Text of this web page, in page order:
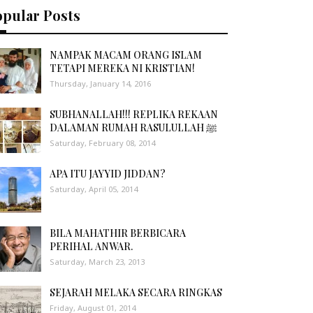
Posts
NAMPAK MACAM ORANG ISLAM
TETAPI MEREKA NI KRISTIAN!
Thursday, January 14, 2016
SUBHANALLAH!!! REPLIKA REKAAN
DALAMAN RUMAH RASULULLAH ﷺ
Saturday, February 08, 2014
APA ITU JAYYID JIDDAN?
Saturday, April 05, 2014
BILA MAHATHIR BERBICARA
PERIHAL ANWAR.
Saturday, March 23, 2013
SEJARAH MELAKA SECARA RINGKAS
Friday, August 01, 2014